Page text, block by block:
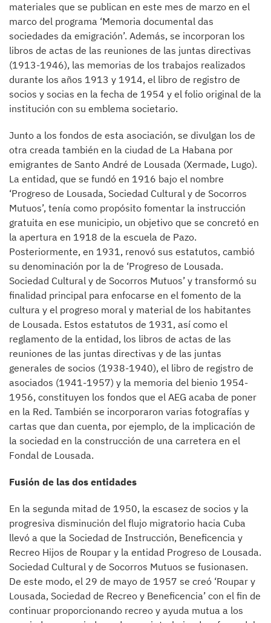
materiales que se publican en este mes de marzo en el
marco del programa ‘Memoria documental das
sociedades da emigración’. Además, se incorporan los
libros de actas de las reuniones de las juntas directivas
(1913-1946), las memorias de los trabajos realizados
durante los años 1913 y 1914, el libro de registro de
socios y socias en la fecha de 1954 y el folio original de la
institución con su emblema societario.
Junto a los fondos de esta asociación, se divulgan los de
otra creada también en la ciudad de La Habana por
emigrantes de Santo André de Lousada (Xermade, Lugo).
La entidad, que se fundó en 1916 bajo el nombre
‘Progreso de Lousada, Sociedad Cultural y de Socorros
Mutuos’, tenía como propósito fomentar la instrucción
gratuita en ese municipio, un objetivo que se concretó en
la apertura en 1918 de la escuela de Pazo.
Posteriormente, en 1931, renovó sus estatutos, cambió
su denominación por la de ‘Progreso de Lousada.
Sociedad Cultural y de Socorros Mutuos’ y transformó su
finalidad principal para enfocarse en el fomento de la
cultura y el progreso moral y material de los habitantes
de Lousada. Estos estatutos de 1931, así como el
reglamento de la entidad, los libros de actas de las
reuniones de las juntas directivas y de las juntas
generales de socios (1938-1940), el libro de registro de
asociados (1941-1957) y la memoria del bienio 1954-
1956, constituyen los fondos que el AEG acaba de poner
en la Red. También se incorporaron varias fotografías y
cartas que dan cuenta, por ejemplo, de la implicación de
la sociedad en la construcción de una carretera en el
Fondal de Lousada.
Fusión de las dos entidades
En la segunda mitad de 1950, la escasez de socios y la
progresiva disminución del flujo migratorio hacia Cuba
llevó a que la Sociedad de Instrucción, Beneficencia y
Recreo Hijos de Roupar y la entidad Progreso de Lousada.
Sociedad Cultural y de Socorros Mutuos se fusionasen.
De este modo, el 29 de mayo de 1957 se creó ‘Roupar y
Lousada, Sociedad de Recreo y Beneficencia’ con el fin de
continuar proporcionando recreo y ayuda mutua a los